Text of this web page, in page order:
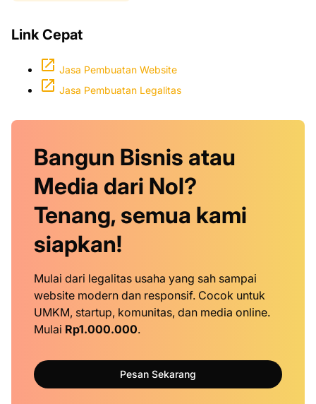
Link Cepat
Jasa Pembuatan Website
Jasa Pembuatan Legalitas
Bangun Bisnis atau
Media dari Nol?
Tenang, semua kami
siapkan!
Mulai dari legalitas usaha yang sah sampai
website modern dan responsif. Cocok untuk
UMKM, startup, komunitas, dan media online.
Mulai Rp1.000.000.
Pesan Sekarang